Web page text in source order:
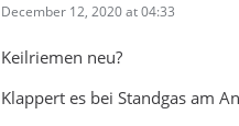
December 12, 2020 at 04:33
Keilriemen neu?
Klappert es bei Standgas am